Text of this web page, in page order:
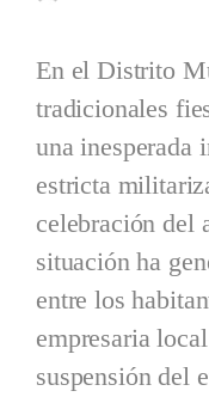
En el Distrito
tradicionales
una inesperada
estricta
celebración del
situación ha
entre los
empresaria
suspensión del